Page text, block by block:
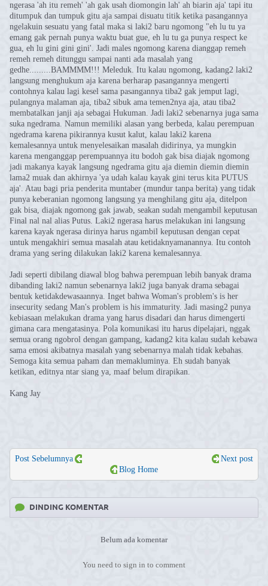
ngerasa 'ah itu remeh' 'ah gak usah diomongin lah' ah biarin aja' tapi itu
ditumpuk dan tumpuk gitu aja sampai disuatu titik ketika pasangannya
ngelakuin sesuatu yang fatal maka si laki2 baru ngomong "eh lu tu ya
emang gak pernah punya waktu buat gue, eh lu tu ga punya respect ke
gua, eh lu gini gini gini'. Jadi males ngomong karena dianggap remeh
remeh remeh ditunggu sampai nanti ada masalah yang
gedhe.........BAMMMM!!! Meleduk. Itu kalau ngomong, kadang2 laki2
langsung menghukum aja karena berharap pasangannya mengerti
contohnya kalau lagi kesel sama pasangannya tiba2 gak jemput lagi,
pulangnya malaman aja, tiba2 sibuk ama temen2nya aja, atau tiba2
membatalkan janji aja sebagai Hukuman. Jadi laki2 sebenarnya juga sama
suka ngedrama. Namun memiliki alasan yang berbeda, kalau perempuan
ngedrama karena pikirannya kusut kalut, kalau laki2 karena
kemalesannya untuk menyelesaikan masalah didirinya, ya mungkin
karena menganggap perempuannya itu bodoh gak bisa diajak ngomong
jadi makanya kayak langsung ngedrama gitu aja diemin diemin diemin
lama2 muak dan akhirnya 'ya udah kalau kayak gini terus kita PUTUS
aja'. Atau bagi pria penderita muntaber (mundur tanpa berita) yang tidak
punya keberanian ngomong langsung ya menghilang gitu aja, ditelpon
gak bisa, diajak ngomong gak jawab, seakan sudah mengambil keputusan
Final nal nal alias Putus. Laki2 ngerasa harus melakukan ini langsung
karena kayak ngerasa dirinya harus ngambil keputusan dengan cepat
untuk mengakhiri semua masalah atau ketidaknyamanannya. Itu contoh
drama yang sering dilakukan laki2 karena kemalesannya.
Jadi seperti dibilang diawal blog bahwa perempuan lebih banyak drama
dibanding laki2 namun sebenarnya laki2 juga banyak drama sebagai
bentuk ketidakdewasaannya. Inget bahwa Woman's problem's is her
insecurity sedang Man's problem is his immaturity. Jadi masing2 punya
kebiasaan melakukan drama yang harus disadari dan harus dimengerti
gimana cara mengatasinya. Pola komunikasi itu harus dipelajari, nggak
semua orang ngobrol dengan gampang, kadang2 kita kalau sudah kebawa
sama emosi akibatnya masalah yang sebenarnya malah tidak kebahas.
Semoga kita semua paham dan memakluminya. Eh sudah banyak
ketikan, editnya ntar siang ya, maaf belum dirapikan.
Kang Jay
Post Sebelumnya
Next post
Blog Home
DINDING KOMENTAR
Belum ada komentar
You need to sign in to comment